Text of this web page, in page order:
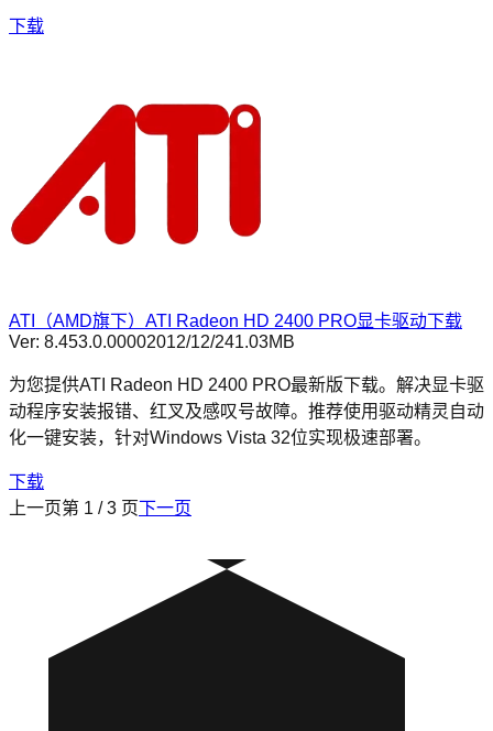
下载
ATI（AMD旗下）ATI Radeon HD 2400 PRO显卡驱动下载
Ver: 8.453.0.00002012/12/241.03MB
为您提供ATI Radeon HD 2400 PRO最新版下载。解决显卡驱
动程序安装报错、红叉及感叹号故障。推荐使用驱动精灵自动
化一键安装，针对Windows Vista 32位实现极速部署。
下载
上一页第 1 /3 页下一页